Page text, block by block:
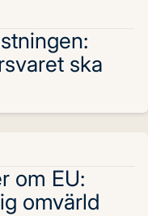
ska
om EU:
omvärld